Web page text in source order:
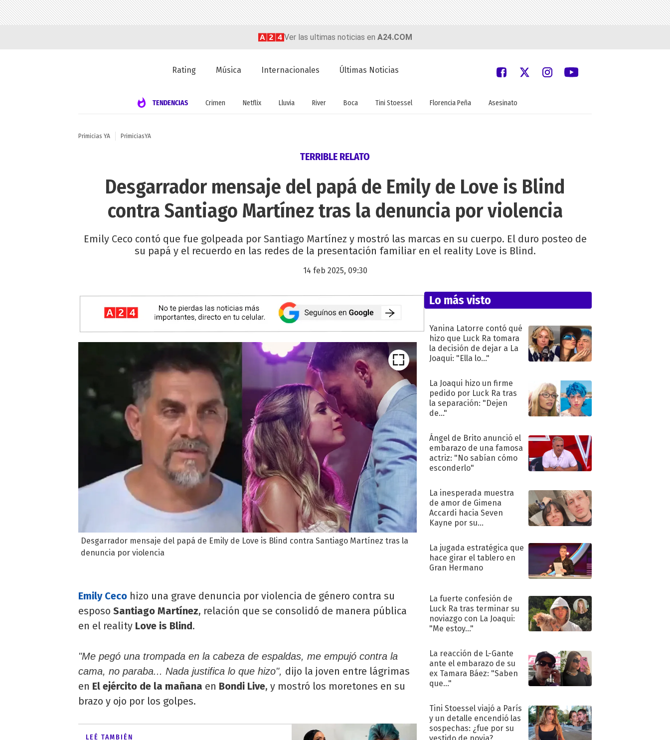
Ver las ultimas noticias en A24.COM
Rating Música Internacionales Últimas Noticias
TENDENCIAS Crimen Netflix Lluvia River Boca Tini Stoessel Florencia Peña Asesinato
Primicias YA PrimiciasYA
TERRIBLE RELATO
Desgarrador mensaje del papá de Emily de Love is Blind
contra Santiago Martínez tras la denuncia por violencia
Emily Ceco contó que fue golpeada por Santiago Martínez y mostró las marcas en su cuerpo. El duro posteo de
su papá y el recuerdo en las redes de la presentación familiar en el reality Love is Blind.
14 feb 2025, 09:30
Desgarrador mensaje del papá de Emily de Love is Blind contra Santiago Martínez tras la
denuncia por violencia
Emily Ceco hizo una grave denuncia por violencia de género contra su
esposo Santiago Martínez, relación que se consolidó de manera pública
en el reality Love is Blind.
"Me pegó una trompada en la cabeza de espaldas, me empujó contra la
cama, no paraba... Nada justifica lo que hizo", dijo la joven entre lágrimas
en El ejército de la mañana en Bondi Live, y mostró los moretones en su
brazo y ojo por los golpes.
LEÉ TAMBIÉN
Lo más visto
Yanina Latorre contó qué
hizo que Luck Ra tomara
la decisión de dejar a La
Joaqui: "Ella lo..."
La Joaqui hizo un firme
pedido por Luck Ra tras
la separación: "Dejen
de..."
Ángel de Brito anunció el
embarazo de una famosa
actriz: "No sabían cómo
esconderlo"
La inesperada muestra
de amor de Gimena
Accardi hacia Seven
Kayne por su
La jugada estratégica que
hace girar el tablero en
Gran Hermano
La fuerte confesión de
Luck Ra tras terminar su
noviazgo con La Joaqui:
"Me estoy..."
La reacción de L-Gante
ante el embarazo de su
ex Tamara Báez: "Saben
que..."
Tini Stoessel viajó a París
y un detalle encendió las
sospechas: ¿fue por su
vestido de novia?